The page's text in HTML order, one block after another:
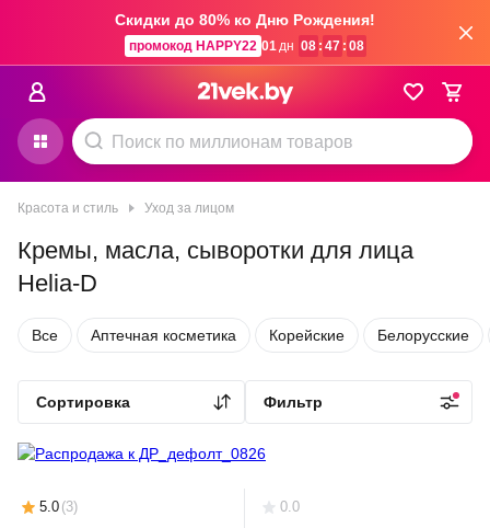
Скидки до 80% ко Дню Рождения!
промокод HAPPY22 01 дн 08 : 47 : 08
Уход за лицом
Красота и стиль
Кремы, масла, сыворотки для лица
Helia-D
Все Аптечная косметика Корейские Белорусские
Сортировка Фильтр
5.0 (3) 0.0